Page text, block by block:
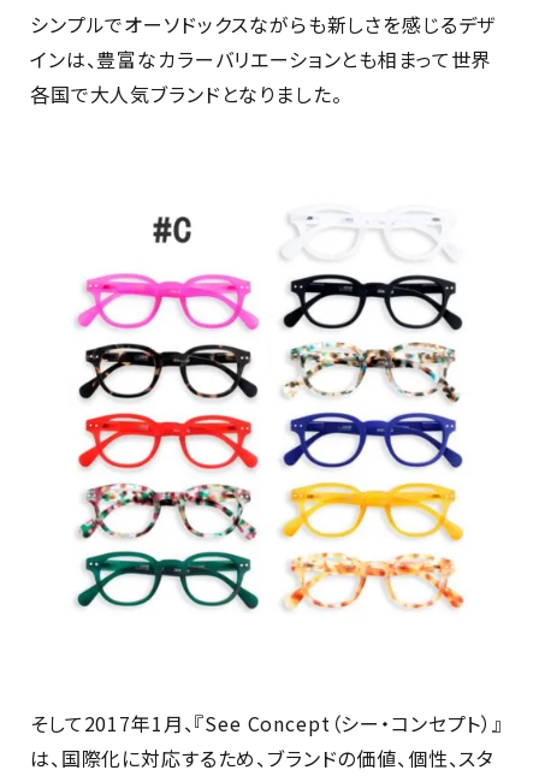
シンプルでオーソドックスながらも新しさを感じるデザ
インは、豊富なカラーバリエーションとも相まって世界
各国で大人気ブランドとなりました。
そして2017年1月、『See Concept（シー・コンセプト）』
は、国際化に対応するため、ブランドの価値、個性、スタ